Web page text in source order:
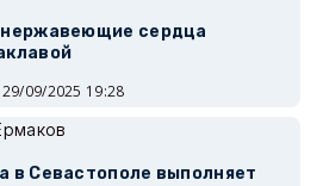
сердца
29/09/2025 19:28
в Севастополе выполняет